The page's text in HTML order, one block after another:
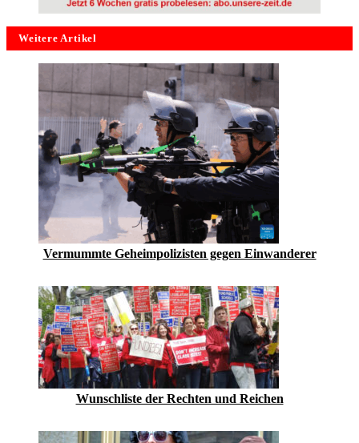
Weitere Artikel
Vermummte Geheimpolizisten gegen Einwanderer
Wunschliste der Rechten und Reichen